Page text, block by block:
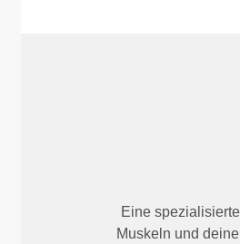
Eine
Muskeln und